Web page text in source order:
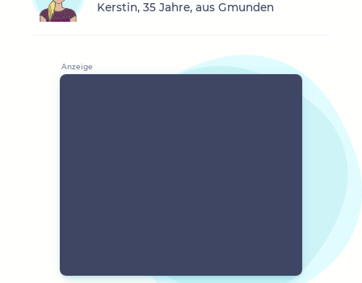
Kerstin, 35 Jahre, aus Gmunden